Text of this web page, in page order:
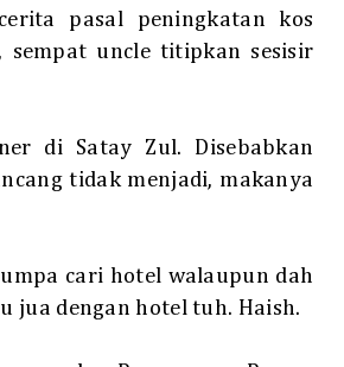
pasal peningkatan kos
sempat uncle titipkan sesisir
di Satay Zul. Disebabkan
tidak menjadi, makanya
cari hotel walaupun dah
jua dengan hotel tuh. Haish.